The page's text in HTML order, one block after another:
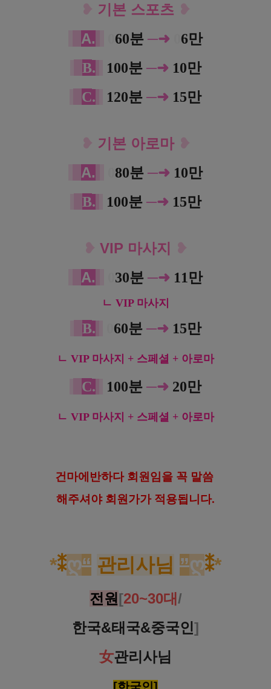
❥ 기본 스포츠 ❥
A.
60분 ─➜
6만
B. 100분 ─➜ 10만
C. 120분 ─➜ 15만
❥ 기본 아로마 ❥
A.
80분 ─➜ 10만
B. 100분 ─➜ 15만
❥ VIP 마사지
❥
A.
30분 ─➜ 11만
ㄴ VIP 마사지
B. 60분 ─➜ 15만
ㄴ VIP 마사지 + 스페셜 + 아로마
C. 100분 ─➜ 20만
ㄴ VIP 마사지 + 스페셜 + 아로마
건마에반하다 회원임을 꼭 말씀
해 주셔야 회원가가 적용됩니다.
*⁑ღ“ 관리사님 ”ღ⁑*
전원 [20~30대/
한국&태국&중국인]
女관리사님
[한국인]